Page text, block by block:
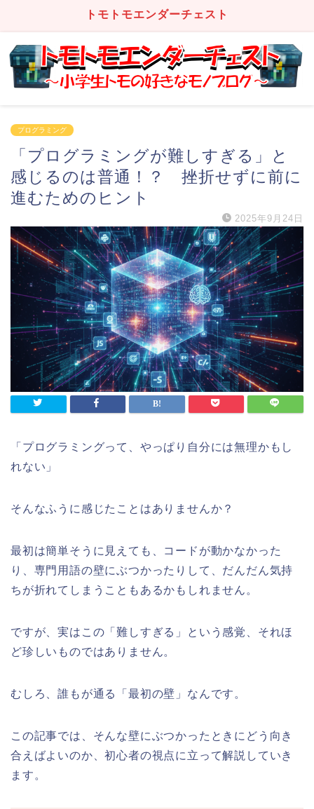
トモトモエンダーチェスト
プログラミング
「プログラミングが難しすぎる」と
感じるのは普通！？ 挫折せずに前に
進むためのヒント
2025年9月24日
「プログラミングって、やっぱり自分には無理かもし
れない」
そんなふうに感じたことはありませんか？
最初は簡単そうに見えても、コードが動かなかった
り、専門用語の壁にぶつかったりして、だんだん気持
ちが折れてしまうこともあるかもしれません。
ですが、実はこの「難しすぎる」という感覚、それほ
ど珍しいものではありません。
むしろ、誰もが通る「最初の壁」なんです。
この記事では、そんな壁にぶつかったときにどう向き
合えばよいのか、初心者の視点に立って解説していき
ます。